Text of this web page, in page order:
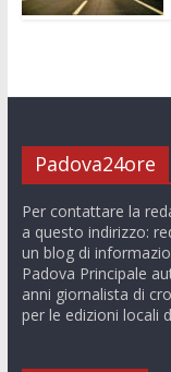
Padova24ore
Per contattare la
a questo indirizzo:
un blog di
Padova Principale
anni giornalista di
per le edizioni locali